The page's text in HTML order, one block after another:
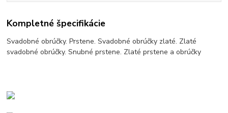
Kompletné špecifikácie
Svadobné obrúčky. Prstene. Svadobné obrúčky zlaté. Zlaté
svadobné obrúčky. Snubné prstene. Zlaté prstene a obrúčky